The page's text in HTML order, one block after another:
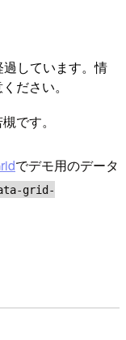
しています。情
ださい。
です。
でデモ用のデータ
grid-